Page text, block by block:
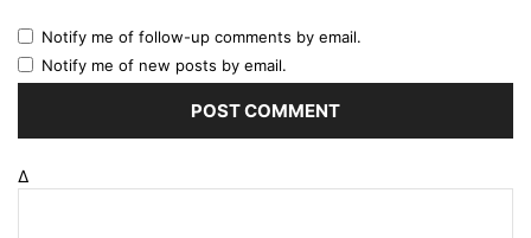
Notify me of follow-up comments by email.
Notify me of new posts by email.
Δ